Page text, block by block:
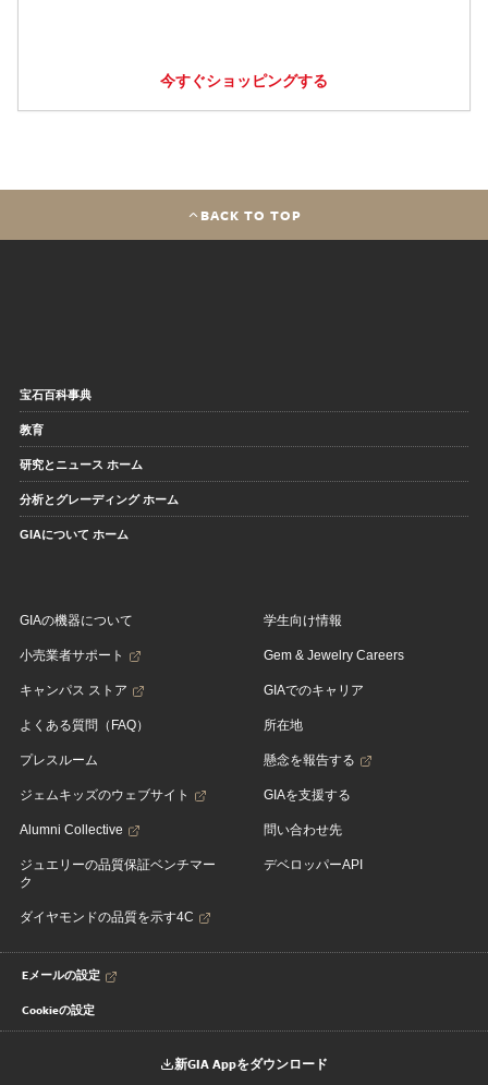
今すぐショッピングする
BACK TO TOP
宝石百科事典
教育
研究とニュース ホーム
分析とグレーディング ホーム
GIAについて ホーム
GIAの機器について
小売業者サポート
キャンパス ストア
よくある質問（FAQ）
プレスルーム
ジェムキッズのウェブサイト
Alumni Collective
ジュエリーの品質保証ベンチマー
ク
ダイヤモンドの品質を示す4C
学生向け情報
Gem & Jewelry Careers
GIAでのキャリア
所在地
懸念を報告する
GIAを支援する
問い合わせ先
デベロッパーAPI
Eメールの設定
Cookieの設定
新GIA Appをダウンロード